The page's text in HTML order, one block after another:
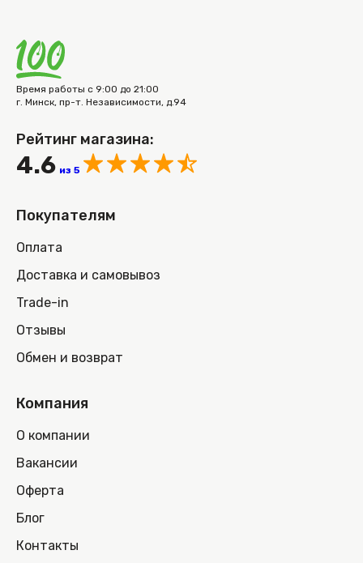
Время работы с 9:00 до 21:00
г. Минск, пр-т. Независимости, д.94
Рейтинг магазина:
4.6 из 5
Покупателям
Оплата
Доставка и самовывоз
Trade-in
Отзывы
Обмен и возврат
Компания
О компании
Вакансии
Оферта
Блог
Контакты